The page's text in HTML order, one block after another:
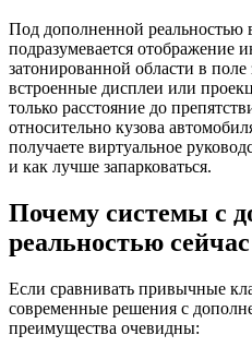
Под дополненной реальностью
подразумевается отображение
затонированной области в поле
встроенные дисплеи или
только расстояние до
относительно кузова
получаете виртуальное
и как лучше запарковаться.
Почему системы с
реальностью
Если сравнивать привычные
современные решения с
преимущества очевидны: